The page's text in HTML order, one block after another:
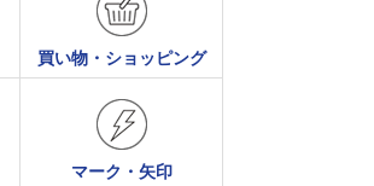
買い物・ショッピング
マーク・矢印